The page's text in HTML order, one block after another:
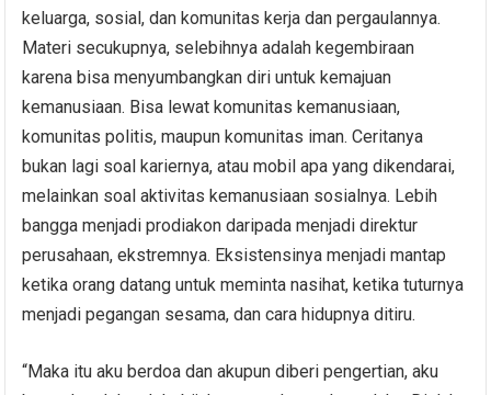
keluarga, sosial, dan komunitas kerja dan pergaulannya.
Materi secukupnya, selebihnya adalah kegembiraan
karena bisa menyumbangkan diri untuk kemajuan
kemanusiaan. Bisa lewat komunitas kemanusiaan,
komunitas politis, maupun komunitas iman. Ceritanya
bukan lagi soal kariernya, atau mobil apa yang dikendarai,
melainkan soal aktivitas kemanusiaan sosialnya. Lebih
bangga menjadi prodiakon daripada menjadi direktur
perusahaan, ekstremnya. Eksistensinya menjadi mantap
ketika orang datang untuk meminta nasihat, ketika tuturnya
menjadi pegangan sesama, dan cara hidupnya ditiru.
“Maka itu aku berdoa dan akupun diberi pengertian, aku